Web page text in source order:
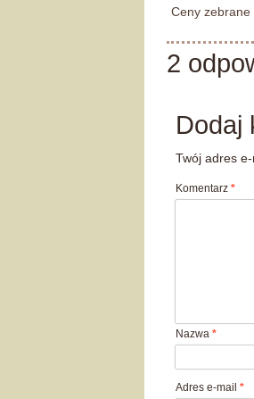
Ceny zebrane
2
Dodaj
Twój adres
Komentarz *
Nazwa *
Adres e-mail *